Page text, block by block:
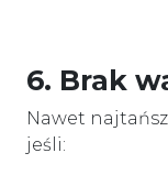
6. Brak
Nawet
jeśli: